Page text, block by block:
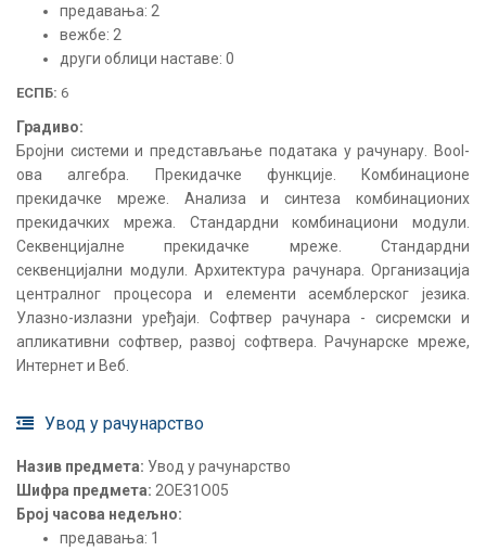
предавања: 2
вежбе: 2
други облици наставе: 0
ЕСПБ: 6
Градиво:
Бројни системи и представљање података у рачунару. Bool-
ова алгебра. Прекидачке функције. Комбинационе
прекидачке мреже. Анализа и синтеза комбинационих
прекидачких мрежа. Стандардни комбинациони модули.
Секвенцијалне прекидачке мреже. Стандардни
секвенцијални модули. Архитектура рачунара. Организација
централног процесора и елементи асемблерског језика.
Улазно-излазни уређаји. Софтвер рачунара - сисремски и
апликативни софтвер, развој софтвера. Рачунарске мреже,
Интернет и Веб.
Увод у рачунарство
Назив предмета: Увод у рачунарство
Шифра предмета: 2ОЕЗ1О05
Број часова недељно:
предавања: 1